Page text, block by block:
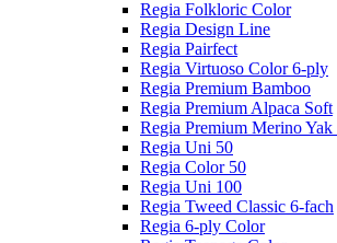
Regia Folkloric Color
Regia Design Line
Regia Pairfect
Regia Virtuoso Color 6-ply
Regia Premium Bamboo
Regia Premium Alpaca Soft
Regia Premium Merino
Regia Uni 50
Regia Color 50
Regia Uni 100
Regia Tweed Classic 6-fach
Regia 6-ply Color